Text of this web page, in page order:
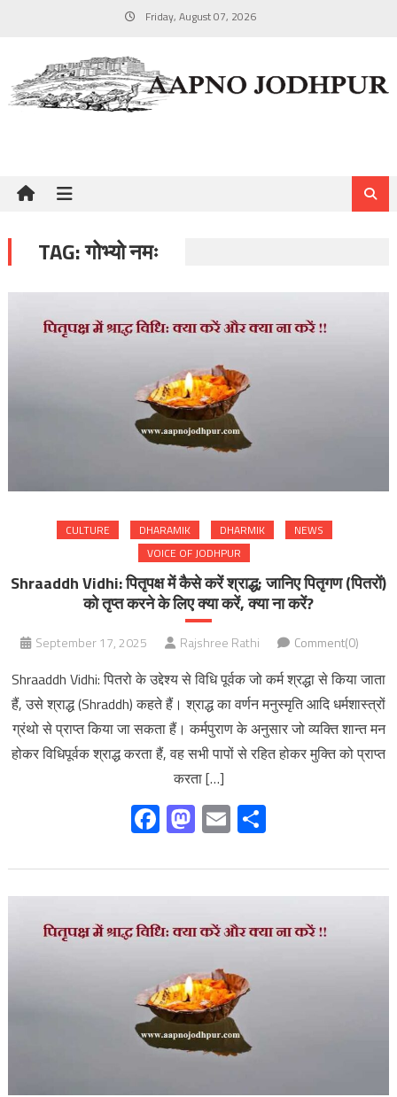
Friday, August 07, 2026
TAG:गोभ्यो नमः
CULTURE DHARAMIK DHARMIK
NEWS
VOICE OF JODHPUR
Shraaddh Vidhi: पितृपक्ष में कैसे करें श्राद्ध; जानिए पितृगण (पितरों)
को तृप्त करने के लिए क्या करें, क्या ना करें?
September 17, 2025 Rajshree Rathi Comment(0)
Shraaddh Vidhi: पितरो के उद्देश्य से विधि पूर्वक जो कर्म श्रद्धा से किया जाता
हैं, उसे श्राद्ध (Shraddh) कहते हैं। श्राद्ध का वर्णन मनुस्मृति आदि धर्मशास्त्रों
ग्रंथो से प्राप्त किया जा सकता हैं। कर्मपुराण के अनुसार जो व्यक्ति शान्त मन
होकर विधिपूर्वक श्राद्ध करता हैं, वह सभी पापों से रहित होकर मुक्ति को प्राप्त
करता […]
Facebook
Mastodon
Email